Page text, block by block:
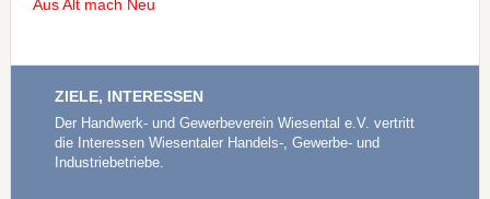
Aus Alt mach Neu
ZIELE, INTERESSEN
Der Handwerk- und Gewerbeverein Wiesental e.V. vertritt
die Interessen Wiesentaler Handels-, Gewerbe- und
Industriebetriebe.